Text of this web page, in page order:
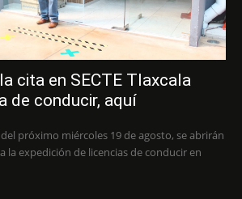
cita en SECTE Tlaxcala
de conducir, aquí
próximo miércoles 19 de agosto, se abrirán
la expedición de licencias de conducir en